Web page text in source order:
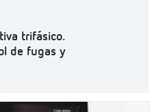
trifásico.
de fugas y